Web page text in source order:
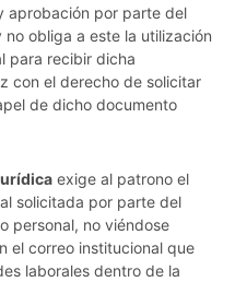
aprobación por parte del
obliga a este la utilización
para recibir dicha
con el derecho de solicitar
de dicho documento
exige al patrono el
solicitada por parte del
personal, no viéndose
el correo institucional que
laborales dentro de la